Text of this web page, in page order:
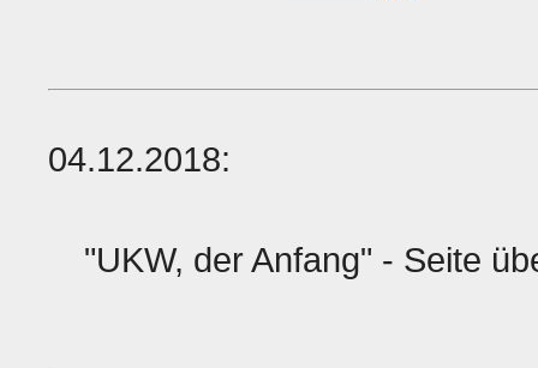
04.12.2018:
"UKW, der Anfang" - Seite